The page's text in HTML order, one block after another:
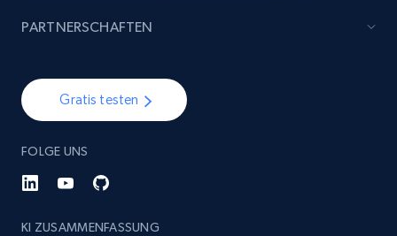
Gratis testen
FOLGE UNS
KI ZUSAMMENFASSUNG
PARTNERSCHAFTEN